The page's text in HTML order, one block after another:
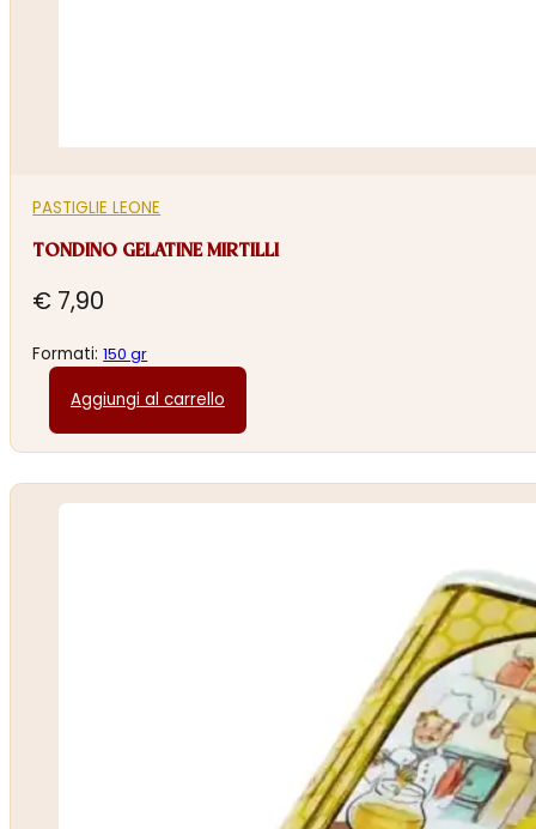
PASTIGLIE LEONE
TONDINO GELATINE MIRTILLI
€ 7,90
Formati:150 gr
Aggiungi al carrello